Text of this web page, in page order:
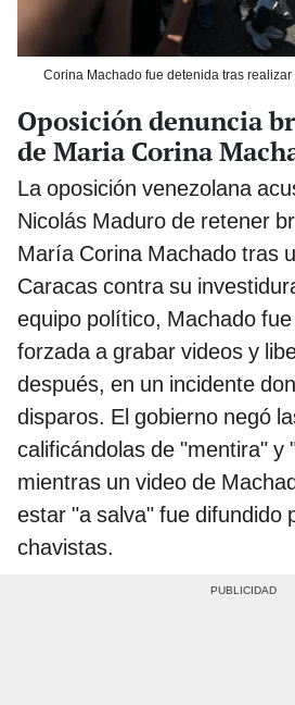
Corina Machado fue detenida tras realizar
Oposición denuncia
de Maria Corina
La oposición venezolana
Nicolás Maduro de retener
María Corina Machado tras
Caracas contra su
equipo político, Machado
forzada a grabar videos y
después, en un incidente
disparos. El gobierno negó
calificándolas de "mentira" y
mientras un video de
estar "a salva" fue difundido
chavistas.